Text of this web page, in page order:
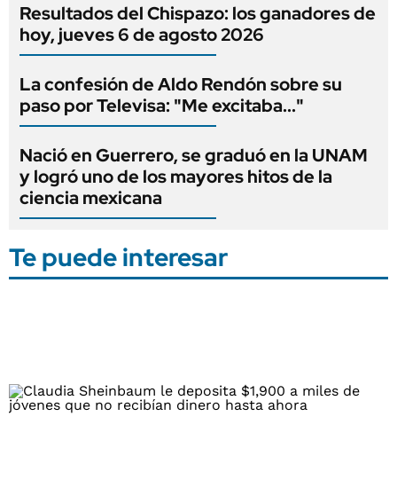
Resultados del Chispazo: los ganadores de
hoy, jueves 6 de agosto 2026
La confesión de Aldo Rendón sobre su
paso por Televisa: "Me excitaba..."
Nació en Guerrero, se graduó en la UNAM
y logró uno de los mayores hitos de la
ciencia mexicana
Te puede interesar